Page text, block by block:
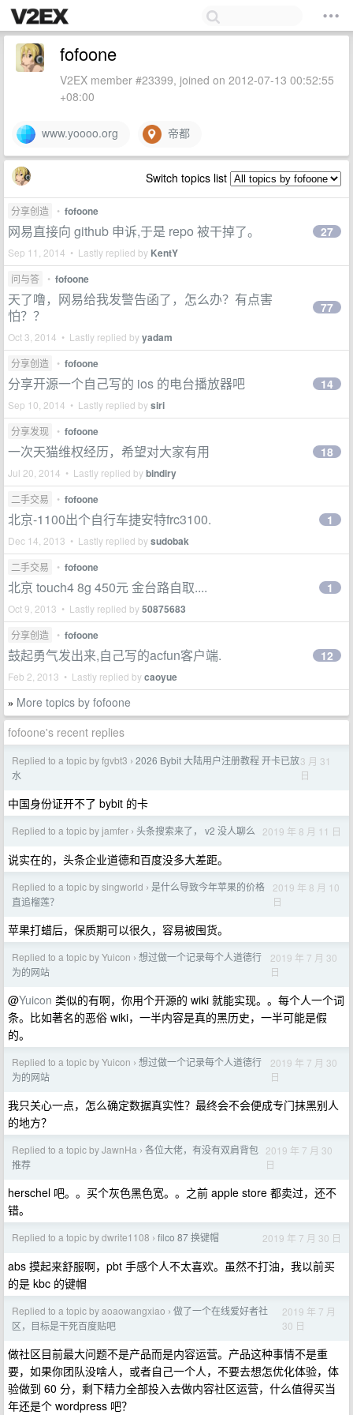
fofoone
V2EX member #23399, joined on 2012-07-13 00:52:55
+08:00
www.yoooo.org 帝都
Switch topics list
分享创造 • fofoone
网易直接向 github 申诉,于是 repo 被干掉了。
Sep 11, 2014 • Lastly replied by KentY
27
问与答 • fofoone
天了噜，网易给我发警告函了，怎么办？有点害
怕？？
Oct 3, 2014 • Lastly replied byyadam
77
分享创造 • fofoone
分享开源一个自己写的 ios 的电台播放器吧
Sep 10, 2014 • Lastly replied bysiri
14
分享发现 • fofoone
一次天猫维权经历，希望对大家有用
Jul 20, 2014 • Lastly replied bybindiry
18
二手交易 • fofoone
北京-1100出个自行车捷安特frc3100.
Dec 14, 2013 • Lastly replied bysudobak
1
二手交易 • fofoone
北京 touch4 8g 450元 金台路自取....
Oct 9, 2013 • Lastly replied by50875683
1
分享创造 • fofoone
鼓起勇气发出来,自己写的acfun客户端.
Feb 2, 2013 • Lastly replied bycaoyue
12
» More topics by fofoone
fofoone's recent replies
Replied to a topic by fgvbt3 › 2026 Bybit 大陆用户注册教程 开卡已放
水
3 月 31
日
中国身份证开不了 bybit 的卡
Replied to a topic by jamfer › 头条搜索来了， v2 没人聊么 2019 年 8 月 11 日
说实在的，头条企业道德和百度没多大差距。
Replied to a topic by singworld › 是什么导致今年苹果的价格
直追榴莲？
2019 年 8 月 10
日
苹果打蜡后，保质期可以很久，容易被囤货。
Replied to a topic by Yuicon › 想过做一个记录每个人道德行
为的网站
2019 年 7 月 30
日
@Yuicon 类似的有啊，你用个开源的 wiki 就能实现。。每个人一个词
条。比如著名的恶俗 wiki，一半内容是真的黑历史，一半可能是假
的。
Replied to a topic by Yuicon › 想过做一个记录每个人道德行
为的网站
2019 年 7 月 30
日
我只关心一点，怎么确定数据真实性？最终会不会便成专门抹黑别人
的地方？
Replied to a topic by JawnHa › 各位大佬，有没有双肩背包
推荐
2019 年 7 月 30
日
herschel 吧。。买个灰色黑色宽。。之前 apple store 都卖过，还不
错。
Replied to a topic by dwrite1108 › filco 87 换键帽 2019 年 7 月 30 日
abs 摸起来舒服啊，pbt 手感个人不太喜欢。虽然不打油，我以前买
的是 kbc 的键帽
Replied to a topic by aoaowangxiao › 做了一个在线爱好者社
区，目标是干死百度贴吧
2019 年 7 月
30 日
做社区目前最大问题不是产品而是内容运营。产品这种事情不是重
要，如果你团队没啥人，或者自己一个人，不要去想怎优化体验，体
验做到 60 分，剩下精力全部投入去做内容社区运营，什么值得买当
年还是个 wordpress 吧？